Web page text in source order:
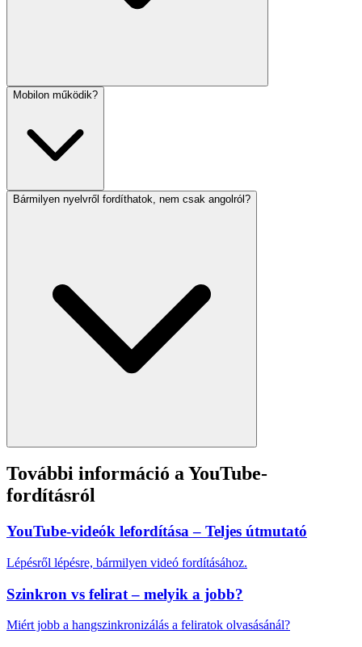
Mobilon működik?
Bármilyen nyelvről fordíthatok, nem csak angolról?
További információ a YouTube-
fordításról
YouTube-videók lefordítása – Teljes útmutató
Lépésről lépésre, bármilyen videó fordításához.
Szinkron vs felirat – melyik a jobb?
Miért jobb a hangszinkronizálás a feliratok olvasásánál?